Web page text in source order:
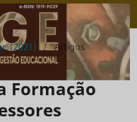
(2021) / Artigos
Formação